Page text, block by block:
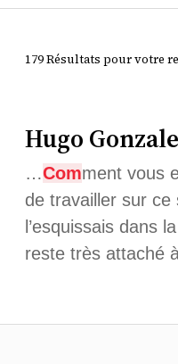
179 Résultats pour votre
Hugo
…Comment vous
de travailler sur ce
l’esquissais dans
reste très attaché